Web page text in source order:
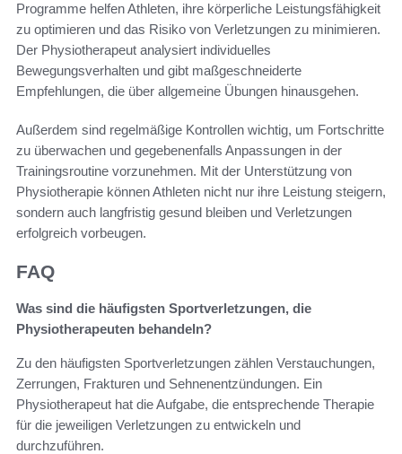
Programme helfen Athleten, ihre körperliche Leistungsfähigkeit
zu optimieren und das Risiko von Verletzungen zu minimieren.
Der Physiotherapeut analysiert individuelles
Bewegungsverhalten und gibt maßgeschneiderte
Empfehlungen, die über allgemeine Übungen hinausgehen.
Außerdem sind regelmäßige Kontrollen wichtig, um Fortschritte
zu überwachen und gegebenenfalls Anpassungen in der
Trainingsroutine vorzunehmen. Mit der Unterstützung von
Physiotherapie können Athleten nicht nur ihre Leistung steigern,
sondern auch langfristig gesund bleiben und Verletzungen
erfolgreich vorbeugen.
FAQ
Was sind die häufigsten Sportverletzungen, die
Physiotherapeuten behandeln?
Zu den häufigsten Sportverletzungen zählen Verstauchungen,
Zerrungen, Frakturen und Sehnenentzündungen. Ein
Physiotherapeut hat die Aufgabe, die entsprechende Therapie
für die jeweiligen Verletzungen zu entwickeln und
durchzuführen.